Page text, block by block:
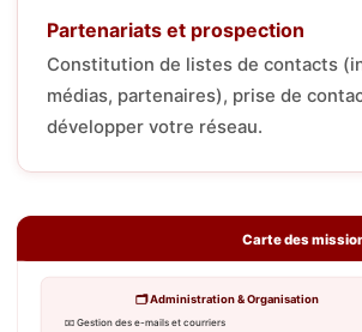
Partenariats et prospection
Constitution de listes de contacts
médias, partenaires), prise de
développer votre réseau.
Carte des
🗂 Administration & Organisation
📧 Gestion des e-mails et courriers